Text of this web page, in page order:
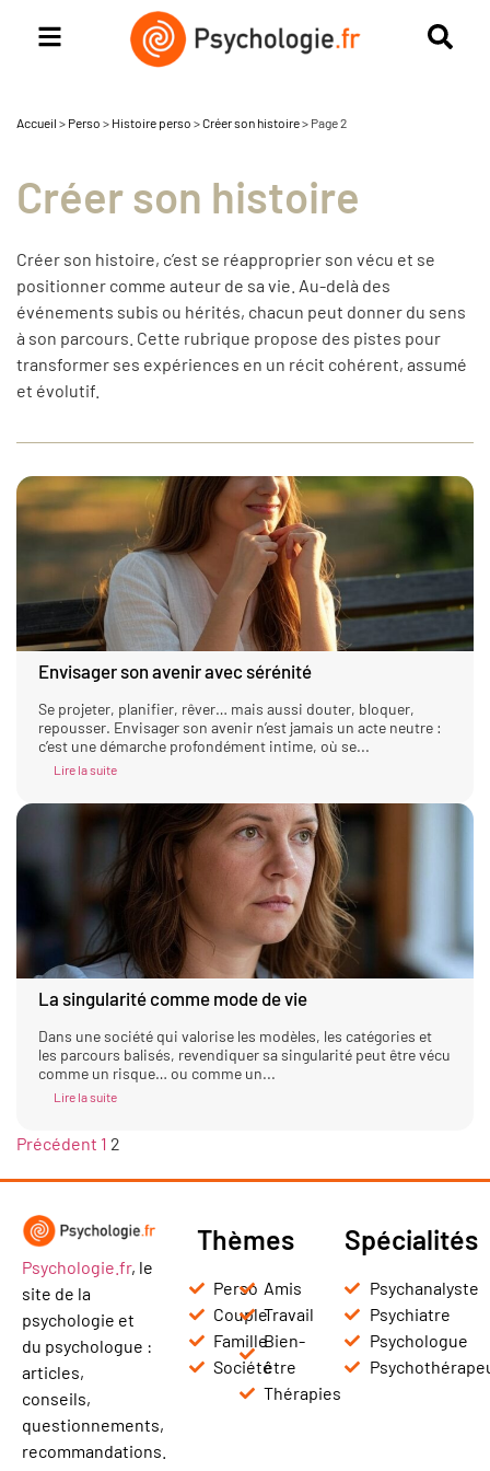
Accueil > Perso > Histoire perso >Créer son histoire> Page 2
Créer son histoire
Créer son histoire, c’est se réapproprier son vécu et se
positionner comme auteur de sa vie. Au-delà des
événements subis ou hérités, chacun peut donner du sens
à son parcours. Cette rubrique propose des pistes pour
transformer ses expériences en un récit cohérent, assumé
et évolutif.
Envisager son avenir avec sérénité
Se projeter, planifier, rêver… mais aussi douter, bloquer,
repousser. Envisager son avenir n’est jamais un acte neutre :
c’est une démarche profondément intime, où se...
Lire la suite
La singularité comme mode de vie
Dans une société qui valorise les modèles, les catégories et
les parcours balisés, revendiquer sa singularité peut être vécu
comme un risque… ou comme un...
Lire la suite
Précédent 1 2
Psychologie.fr, le
site de la
psychologie et
du psychologue :
articles,
conseils,
questionnements,
recommandations.
Thèmes
Perso
Couple
Famille
Société
Amis
Travail
Bien-
être
Thérapies
Spécialités
Psychanalyste
Psychiatre
Psychologue